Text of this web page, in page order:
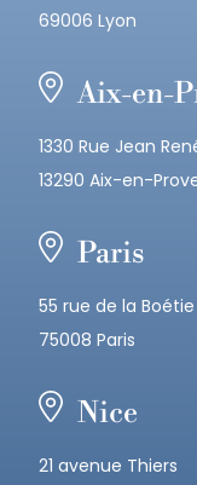
69006 Lyon
Aix-en-
1330 Rue Jean
13290 Aix-en-
Paris
55 rue de la Boétie
75008 Paris
Nice
21 avenue Thiers